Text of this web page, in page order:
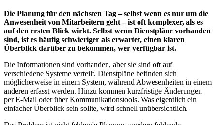
Die Planung für den nächsten Tag – selbst wenn es nur um die
Anwesenheit von Mitarbeitern geht – ist oft komplexer, als es
auf den ersten Blick wirkt. Selbst wenn Dienstpläne vorhanden
sind, ist es häufig schwieriger als erwartet, einen klaren
Überblick darüber zu bekommen, wer verfügbar ist.
Die Informationen sind vorhanden, aber sie sind oft auf
verschiedene Systeme verteilt. Dienstpläne befinden sich
möglicherweise in einem System, während Abwesenheiten in einem
anderen erfasst werden. Hinzu kommen kurzfristige Änderungen
per E-Mail oder über Kommunikationstools. Was eigentlich ein
einfacher Überblick sein sollte, wird schnell unübersichtlich.